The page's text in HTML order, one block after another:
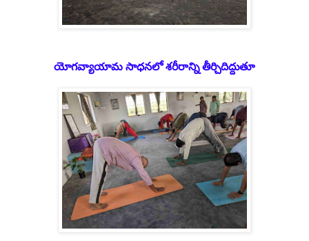
యోగవ్యాయామ సాధనలో శరీరాన్ని తీర్చిదిద్దుతూ